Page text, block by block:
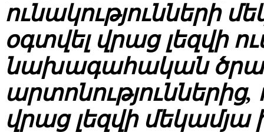
ունակությունների
օգտվել վրաց լեզվի
նախագահական
արտոնություններից,
վրաց լեզվի մեկամյա